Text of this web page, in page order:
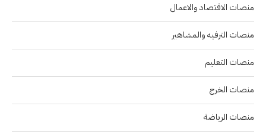
منصات الاقتصاد والاعمال
منصات الترفيه والمشاهير
منصات التعليم
منصات الخرج
منصات الرياضة